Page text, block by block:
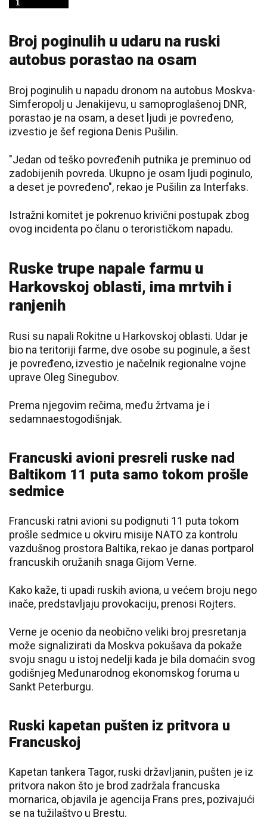
Broj poginulih u udaru na ruski
autobus porastao na osam
Broj poginulih u napadu dronom na autobus Moskva-
Simferopolj u Jenakijevu, u samoproglašenoj DNR,
porastao je na osam, a deset ljudi je povređeno,
izvestio je šef regiona Denis Pušilin.
"Jedan od teško povređenih putnika je preminuo od
zadobijenih povreda. Ukupno je osam ljudi poginulo,
a deset je povređeno", rekao je Pušilin za Interfaks.
Istražni komitet je pokrenuo krivični postupak zbog
ovog incidenta po članu o terorističkom napadu.
Ruske trupe napale farmu u
Harkovskoj oblasti, ima mrtvih i
ranjenih
Rusi su napali Rokitne u Harkovskoj oblasti. Udar je
bio na teritoriji farme, dve osobe su poginule, a šest
je povređeno, izvestio je načelnik regionalne vojne
uprave Oleg Sinegubov.
Prema njegovim rečima, među žrtvama je i
sedamnaestogodišnjak.
Francuski avioni presreli ruske nad
Baltikom 11 puta samo tokom prošle
sedmice
Francuski ratni avioni su podignuti 11 puta tokom
prošle sedmice u okviru misije NATO za kontrolu
vazdušnog prostora Baltika, rekao je danas portparol
francuskih oružanih snaga Gijom Verne.
Kako kaže, ti upadi ruskih aviona, u većem broju nego
inače, predstavljaju provokaciju, prenosi Rojters.
Verne je ocenio da neobično veliki broj presretanja
može signalizirati da Moskva pokušava da pokaže
svoju snagu u istoj nedelji kada je bila domaćin svog
godišnjeg Međunarodnog ekonomskog foruma u ​​
Sankt Peterburgu.
Ruski kapetan pušten iz pritvora u
Francuskoj
Kapetan tankera Tagor, ruski državljanin, pušten je iz
pritvora nakon što je brod zadržala francuska
mornarica, objavila je agencija Frans pres, pozivajući
se na tužilaštvo u Brestu.